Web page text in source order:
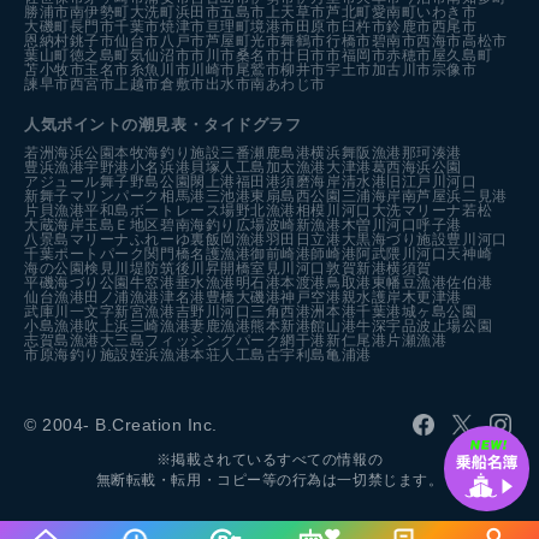
勝浦市南伊勢町大洗町浜田市五島市 上天草市芦北町愛南町いわき市
大磯町長門市千葉市焼津市亘理町境港市田原市臼杵市鈴鹿市西尾市
恩納村銚子市仙台市 八戸市芦屋町光市舞鶴市行橋市碧南市西海市高松市
葉山町徳之島町気仙沼市市川市桑名市廿日市市福岡市赤穂市屋久島町
苫小牧市玉名市糸魚川市 川崎市尾鷲市柳井市宇土市加古川市宗像市
諫早市西宮市 上越市倉敷市出水市南あわじ市
人気ポイントの潮見表・タイドグラフ
若洲海浜公園本牧海釣り施設三番瀬 鹿島港横浜舞阪漁港 那珂湊港
豊浜漁港宇野港小名浜港 貝塚人工島 加太漁港 大津港葛西海浜公園
アジュール舞子野島公園閖上港福田港須磨海岸清水港 旧江戸川河口
新舞子マリンパーク 相馬港 三池港東扇島西公園 三浦海岸南芦屋浜 二見港
片貝漁港平和島ボートレース場野北漁港相模川河口 大洗マリーナ 若松
大蔵海岸玉島Ｅ地区碧南海釣り広場波崎新漁港 木曽川河口呼子港
八景島マリーナふれーゆ裏飯岡漁港羽田 日立港 大黒海づり施設豊川河口
千葉ポートパーク関門橋名護漁港御前崎港師崎港阿武隈川河口 天神崎
海の公園検見川堤防筑後川昇開橋室見川河口敦賀新港横須賀
平磯海づり公園牛窓港垂水漁港 明石港本渡港 鳥取港 東幡豆漁港佐伯港
仙台漁港田ノ浦漁港津名港 豊橋 大磯港神戸空港親水護岸 木更津港
武庫川一文字新宮漁港吉野川河口 三角西港洲本港千葉港城ヶ島公園
小島漁港吹上浜三崎漁港妻鹿漁港熊本新港館山港牛深宇品波止場公園
志賀島漁港 大三島フィッシングパーク網干港 新仁尾港 片瀬漁港
市原海釣り施設姪浜漁港本荘人工島古宇利島亀浦港
© 2004- B.Creation Inc.
※掲載されているすべての情報の
無断転載・転用・コピー等の行為は一切禁じます。